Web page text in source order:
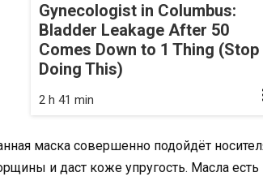
Gynecologist in Columbus:
Bladder Leakage After 50
Comes Down to 1 Thing (Stop
Doing This)
2 h 41 min
маска совершенно подойдёт
и даст коже упругость. Масла